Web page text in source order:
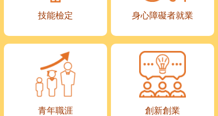
技能檢定 身心障礙者就業
青年職涯 創新創業